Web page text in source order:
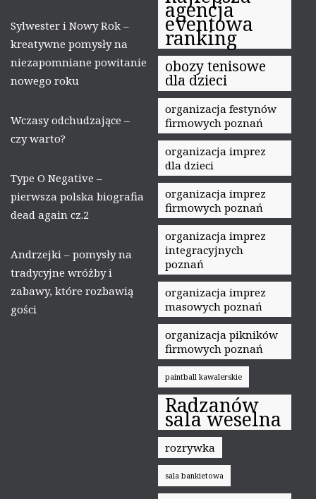
Sylwester i Nowy Rok –
kreatywne pomysły na
niezapomniane powitanie
nowego roku
Wczasy odchudzające –
czy warto?
Type O Negative –
pierwsza polska biografia
dead again cz.2
Andrzejki – pomysły na
tradycyjne wróżby i
zabawy, które rozbawią
gości
agencja
eventowa
ranking
obozy tenisowe
dla dzieci
organizacja festynów
firmowych poznań
organizacja imprez
dla dzieci
organizacja imprez
firmowych poznań
organizacja imprez
integracyjnych
poznań
organizacja imprez
masowych poznań
organizacja pikników
firmowych poznań
paintball kawalerskie
Radzanów
sala weselna
rozrywka
sala bankietowa